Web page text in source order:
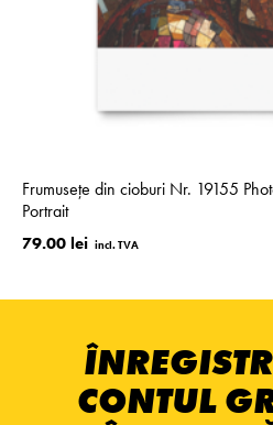
Frumusețe din cioburi Nr. 19155
Portrait
79.00 lei
CONTUL